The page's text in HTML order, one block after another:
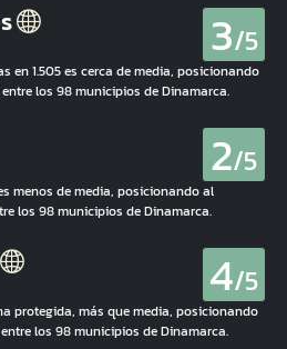
3/5
en 1.505 es cerca de media, posicionando
los 98 municipios de Dinamarca.
2/5
menos de media, posicionando al
los 98 municipios de Dinamarca.
4/5
protegida, más que media, posicionando
los 98 municipios de Dinamarca.